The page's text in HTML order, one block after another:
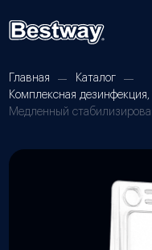
Главная
Каталог
Комплексная
Медленный